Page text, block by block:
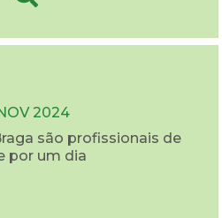
2024
são profissionais de
por um dia